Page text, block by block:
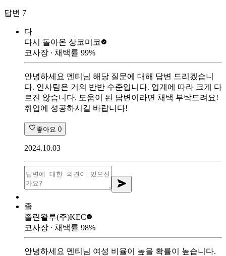
답변 7
다
다시 돌아온 상코미코
코사장 ∙ 채택률 99%
안녕하세요 멘티님 해당 질문에 대해 답변 드리겠습니
다. 인사팀은 거의 반반 수준입니다. 업계에 따라 크게 다
르진 않습니다. 도움이 된 답변이라면 채택 부탁드려요!
취업에 성공하시길 바랍니다!
좋아요 0
2024.10.03
졸
졸린왈루(주)KEC
코사장 ∙ 채택률 98%
안녕하세요 멘티님 여성 비율이 높을 확률이 높습니다.